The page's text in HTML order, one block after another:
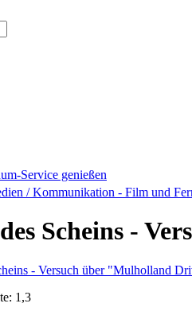
Service genießen
/ Kommunikation - Film und
Scheins -
1,3